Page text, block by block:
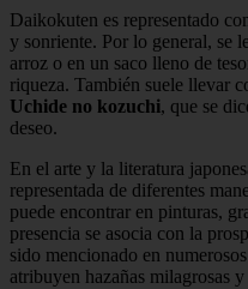
Daikokuten es representado
y sonriente. Por lo general, se
arroz o en un saco lleno de
riqueza. También suele llevar
Uchide no kozuchi, que se
deseo.
En el arte y la literatura
representada de diferentes
puede encontrar en pinturas,
presencia se asocia con la
sido mencionado en
atribuyen hazañas milagrosas